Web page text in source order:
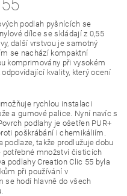
podlah pyšnících se
dílce se skládají z 0,55
další vrstvou je samotný
se nachází kompaktní
komprimovány při vysokém
kvality, který ocení
rychlou instalaci
a gumové palice. Nyní navíc s
podlahy je ošetřen PUR+
poškrábání i chemikáliím.
takže prodlužuje dobu
potřebné množství čisticích
podlahy Creation Clic 55 byla
při používání v
se hodí hlavně do všech